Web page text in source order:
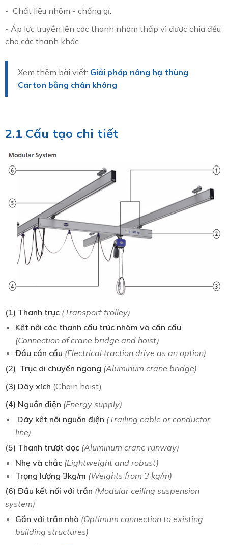
- Chất liệu nhôm - chống gỉ.
- Áp lực truyền lên các thanh nhôm thấp vì được chia đều
cho các thanh khác.
Xem thêm bài viết: Giải pháp nâng hạ thùng
Carton bằng chân không
2.1 Cấu tạo chi tiết
(1) Thanh trục (Transport trolley)
Kết nối các thanh cấu trúc nhôm và cần cẩu
(Connection of crane bridge and hoist)
Đầu cần cẩu (Electrical traction drive as an option)
(2) Trục di chuyển ngang (Aluminum crane bridge)
(3) Dây xích (Chain hoist)
(4) Nguồn điện (Energy supply)
Dây kết nối nguồn điện (Trailing cable or conductor
line)
(5) Thanh trượt dọc (Aluminum crane runway)
Nhẹ và chắc (Lightweight and robust)
Trọng lượng 3kg/m (Weights from 3 kg/m)
(6) Đầu kết nối với trần (Modular ceiling suspension
system)
Gắn với trần nhà (Optimum connection to existing
building structures)